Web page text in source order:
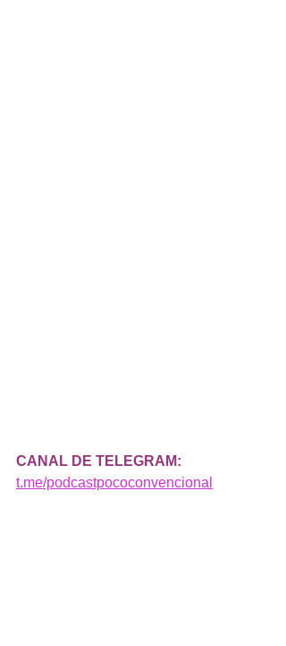
CANAL DE TELEGRAM:
t.me/podcastpococonvencional